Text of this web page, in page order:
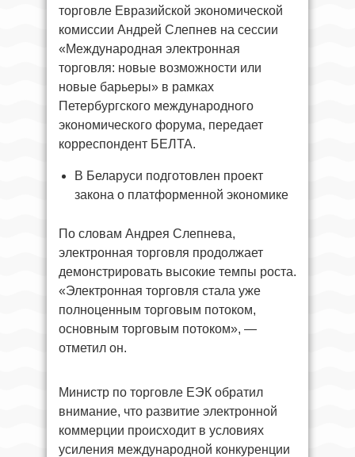
торговле Евразийской экономической
комиссии Андрей Слепнев на сессии
«Международная электронная
торговля: новые возможности или
новые барьеры» в рамках
Петербургского международного
экономического форума, передает
корреспондент БЕЛТА.
В Беларуси подготовлен проект
закона о платформенной экономике
По словам Андрея Слепнева,
электронная торговля продолжает
демонстрировать высокие темпы роста.
«Электронная торговля стала уже
полноценным торговым потоком,
основным торговым потоком», —
отметил он.
Министр по торговле ЕЭК обратил
внимание, что развитие электронной
коммерции происходит в условиях
усиления международной конкуренции